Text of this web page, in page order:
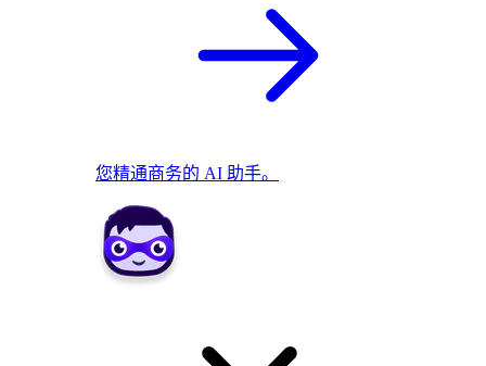
您精通商务的 AI 助手。